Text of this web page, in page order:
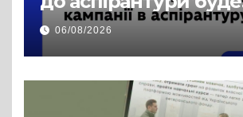
продовжено
06/08/2026